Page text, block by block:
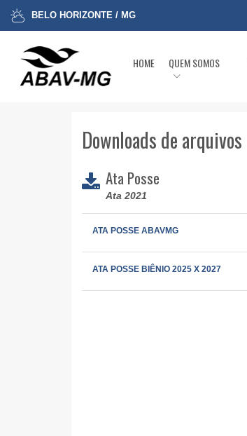
BELO HORIZONTE / MG
HOME QUEM SOMOS
Downloads de arquivos
Ata Posse
Ata 2021
ATA POSSE ABAVMG
ATA POSSE BIÊNIO 2025 X 2027